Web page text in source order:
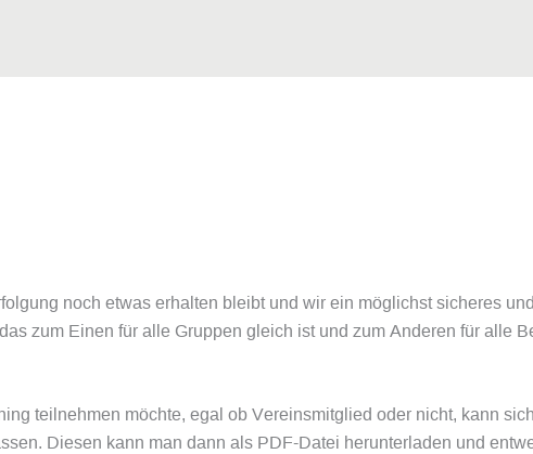
noch etwas erhalten bleibt und wir ein möglichst sicheres
zum Einen für alle Gruppen gleich ist und zum Anderen für alle
teilnehmen möchte, egal ob Vereinsmitglied oder nicht, kann
Diesen kann man dann als PDF-Datei herunterladen und